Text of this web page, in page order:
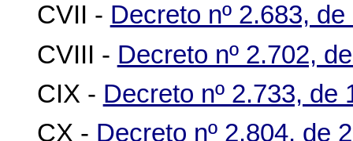
CVII - Decreto nº 2.683,
CVIII - Decreto nº 2.702,
CIX - Decreto nº 2.733, de
CX - Decreto nº 2.804, de